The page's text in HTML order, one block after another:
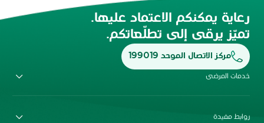
رعاية يمكنكم الاعتماد عليها.
تميّز يرقى إلى تطلّعاتكم.
مركز الاتصال الموحد 199019
خدمات المرضى
روابط مفيدة